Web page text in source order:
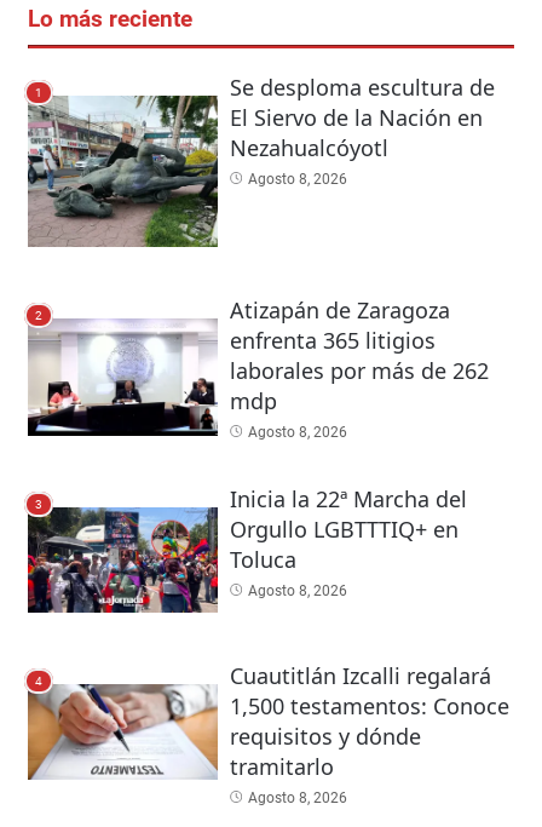
Lo más reciente
1
Se desploma escultura de
El Siervo de la Nación en
Nezahualcóyotl
Agosto 8, 2026
2
Atizapán de Zaragoza
enfrenta 365 litigios
laborales por más de 262
mdp
Agosto 8, 2026
3
Inicia la 22ª Marcha del
Orgullo LGBTTTIQ+ en
Toluca
Agosto 8, 2026
4
Cuautitlán Izcalli regalará
1,500 testamentos: Conoce
requisitos y dónde
tramitarlo
Agosto 8, 2026